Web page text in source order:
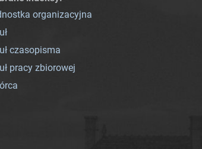
organizacyjna
czasopisma
pracy zbiorowej